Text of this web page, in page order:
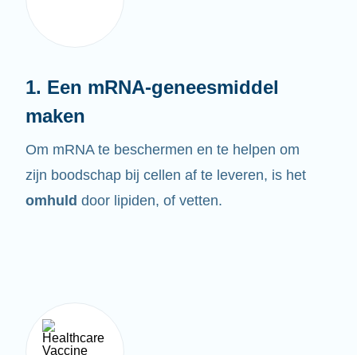
1. Een mRNA-geneesmiddel
maken
Om mRNA te beschermen en te helpen om
zijn boodschap bij cellen af te leveren, is het
omhuld door lipiden, of vetten.